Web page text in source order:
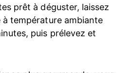
prêt à déguster, laissez
température ambiante
puis prélevez et